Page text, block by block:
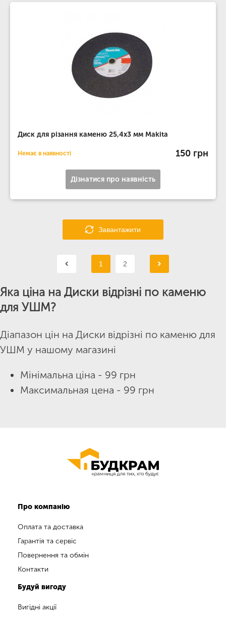
Диск для різання каменю 25,4х3 мм Makita
Немає в наявності 150 грн
Дізнатися про наявність
Завантажити
1 2
Яка ціна на Диски відрізні по каменю
для УШМ?
Діапазон цін на Диски відрізні по каменю для
УШМ у нашому магазині
Мінімальна ціна - 99 грн
Максимальная цена - 99 грн
Про компанію
Оплата та доставка
Гарантія та сервіс
Повернення та обмін
Контакти
Будуй вигоду
Вигідні акції